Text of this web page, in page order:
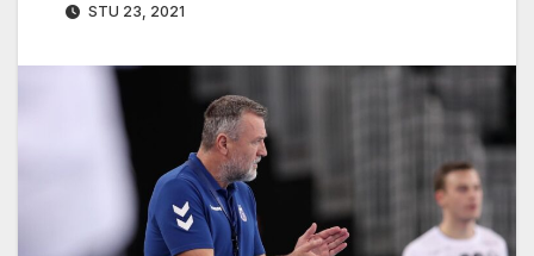
STU 23, 2021